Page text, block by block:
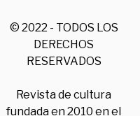
© 2022 - TODOS LOS
DERECHOS
RESERVADOS
Revista de cultura
fundada en 2010 en el